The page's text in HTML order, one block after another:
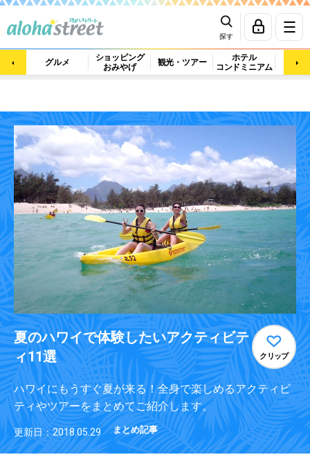
探す
グルメ
ショッピング
おみやげ
観光・ツアー
ホテル
コンドミニアム
マッ
夏のハワイで体験したいアクティビテ
ィ11選
クリップ
ハワイにもうすぐ夏が来る！全身で楽しめるアクティビ
ティやツアーをまとめてご紹介します。
更新日：2018.05.29 まとめ記事